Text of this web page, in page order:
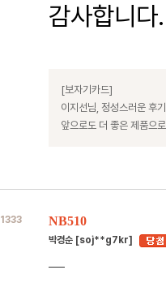
감사합니다.
[보자기카드]
이지선님, 정성스러운 후
앞으로도 더 좋은 제품으
1333 NB510
박경순 [soj**g7kr]